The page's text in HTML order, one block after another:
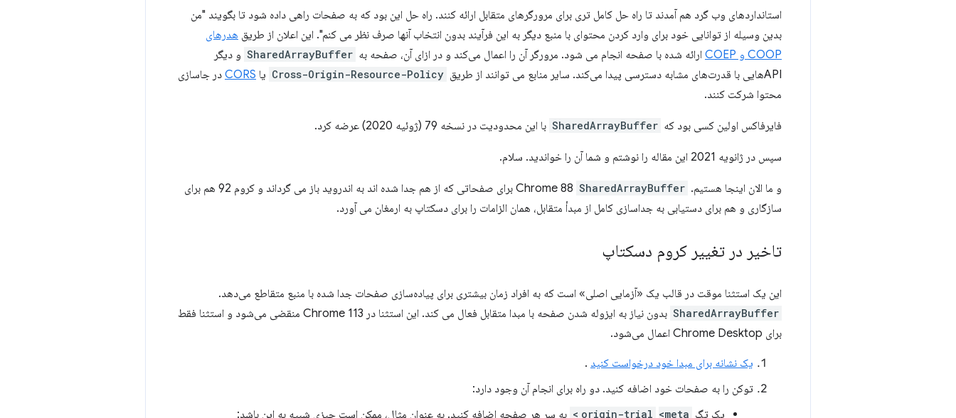
استانداردهای وب گرد هم آمدند تا راه حل کامل تری برای مرورگرهای متقابل ارائه کنند. راه حل این بود که به صفحات راهی داده شود تا بگویند "من
بدین وسیله از توانایی خود برای وارد کردن محتوای با منبع دیگر به این فرآیند بدون انتخاب آنها صرف نظر می کنم". این اعلان از طریق هدرهای
COOP و COEP
ارائه شده با صفحه انجام می شود. مرورگر آن را اعمال می‌کند و در ازای آن، صفحه به SharedArrayBuffer و دیگر
APIهایی با قدرت‌های مشابه دسترسی پیدا می‌کند. سایر منابع می توانند از طریق
Cross-Origin-Resource-Policy یا CORS در جاسازی
محتوا شرکت کنند.
فایرفاکس اولین کسی بود که SharedArrayBuffer با این محدودیت در نسخه 79 (ژوئیه 2020) عرضه کرد.
سپس در ژانویه 2021 این مقاله را نوشتم و شما آن را خواندید. سلام.
و ما الان اینجا هستیم. Chrome 88 SharedArrayBuffer
برای صفحاتی که از هم جدا شده اند به اندروید باز می گرداند و کروم 92 هم برای
سازگاری و هم برای دستیابی به جداسازی کامل از مبدأ متقابل، همان الزامات را برای دسکتاپ به ارمغان می آورد.
تاخیر در تغییر کروم دسکتاپ
این یک استثنا موقت در قالب یک «آزمایی اصلی» است که به افراد زمان بیشتری برای پیاده‌سازی صفحات جدا شده با منبع متقاطع می‌دهد.
SharedArrayBuffer
بدون نیاز به ایزوله شدن صفحه با مبدا متقابل فعال می کند. این استثنا در Chrome 113 منقضی می‌شود و استثنا فقط
برای Chrome Desktop اعمال می‌شود.
یک نشانه برای مبدا خود درخواست کنید .
توکن را به صفحات خود اضافه کنید. دو راه برای انجام آن وجود دارد:
یک تگ
origin-trial <meta> به سر هر صفحه اضافه کنید. به عنوان مثال، ممکن است چیزی شبیه به این باشد: